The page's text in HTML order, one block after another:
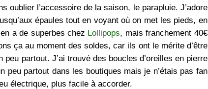
oublier l’accessoire de la saison, le parapluie. J’adore
épaules tout en voyant où on met les pieds, en
a de superbes chez Lollipops, mais franchement 40€
ça au moment des soldes, car ils ont le mérite d’être
partout. J’ai trouvé des boucles d’oreilles en pierre
peu partout dans les boutiques mais je n’étais pas fan
électrique, plus facile à accorder.